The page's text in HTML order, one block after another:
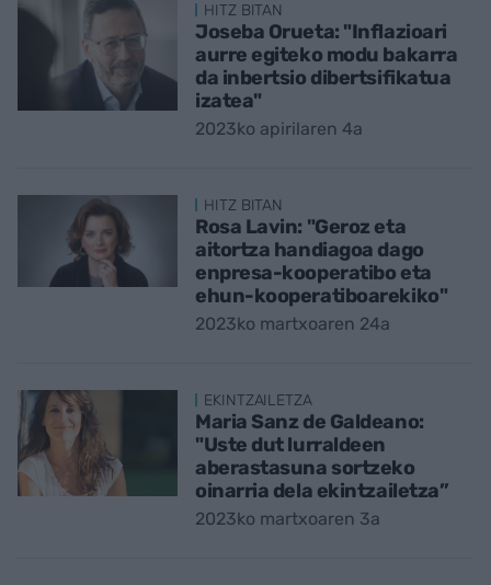
HITZ BITAN
Joseba Orueta: "Inflazioari
aurre egiteko modu bakarra
da inbertsio dibertsifikatua
izatea"
2023ko apirilaren 4a
HITZ BITAN
Rosa Lavin: "Geroz eta
aitortza handiagoa dago
enpresa-kooperatibo eta
ehun-kooperatiboarekiko"
2023ko martxoaren 24a
EKINTZAILETZA
Maria Sanz de Galdeano:
"Uste dut lurraldeen
aberastasuna sortzeko
oinarria dela ekintzailetza”
2023ko martxoaren 3a